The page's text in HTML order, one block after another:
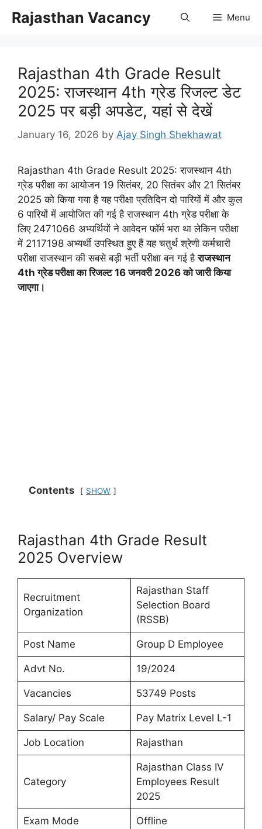
Rajasthan Vacancy Menu
Rajasthan 4th Grade Result
2025: राजस्थान 4th ग्रेड रिजल्ट डेट
2025 पर बड़ी अपडेट, यहां से देखें
January 16, 2026 by Ajay Singh Shekhawat
Rajasthan 4th Grade Result 2025: राजस्थान 4th
ग्रेड परीक्षा का आयोजन 19 सितंबर, 20 सितंबर और 21 सितंबर
2025 को किया गया है यह परीक्षा प्रतिदिन दो पारियों में और कुल
6 पारियों में आयोजित की गई है राजस्थान 4th ग्रेड परीक्षा के
लिए 2471066 अभ्यर्थियों ने आवेदन फॉर्म भरा था लेकिन परीक्षा
में 2117198 अभ्यर्थी उपस्थित हुए हैं यह चतुर्थ श्रेणी कर्मचारी
परीक्षा राजस्थान की सबसे बड़ी भर्ती परीक्षा बन गई हैराजस्थान
4th ग्रेड परीक्षा का रिजल्ट 16 जनवरी 2026 को जारी किया
जाएगा।
Contents SHOW
Rajasthan 4th Grade Result
2025 Overview
Recruitment
Organization
Rajasthan Staff
Selection Board
(RSSB)
Post Name Group D Employee
Advt No. 19/2024
Vacancies 53749 Posts
Salary/ Pay Scale Pay Matrix Level L-1
Job Location Rajasthan
Category
Rajasthan Class IV
Employees Result
2025
Exam Mode Offline